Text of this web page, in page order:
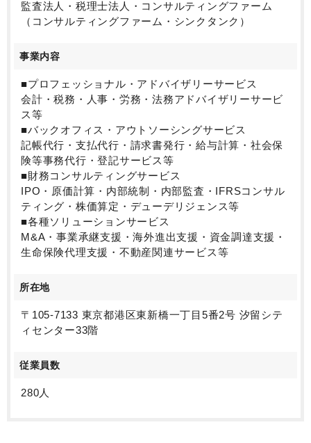
監査法人・税理士法人・コンサルティングファーム
（コンサルティングファーム・シンクタンク）
事業内容
■プロフェッショナル・アドバイザリーサービス
会計・税務・人事・労務・法務アドバイザリーサービ
ス等
■バックオフィス・アウトソーシングサービス
記帳代行・支払代行・請求書発行・給与計算・社会保
険等事務代行・登記サービス等
■財務コンサルティングサービス
IPO・原価計算・内部統制・内部監査・IFRSコンサル
ティング・株価算定・デューデリジェンス等
■各種ソリューションサービス
M&A・事業承継支援・海外進出支援・資金調達支援・
生命保険代理支援・不動産関連サービス等
所在地
〒105-7133 東京都港区東新橋一丁目5番2号 汐留シテ
ィセンター33階
従業員数
280人